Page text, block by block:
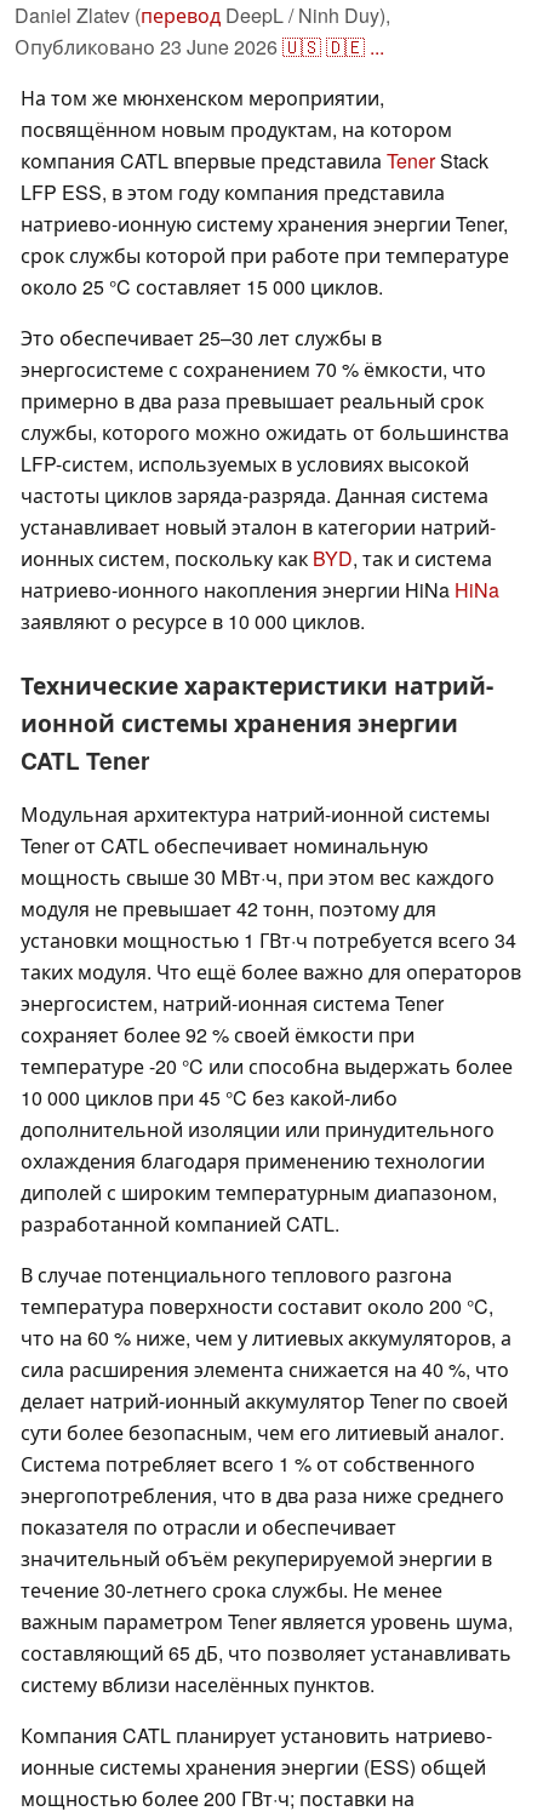
Daniel Zlatev (перевод DeepL / Ninh Duy),
Опубликовано 23 June 2026🇺🇸🇩🇪 ...
На том же мюнхенском мероприятии,
посвящённом новым продуктам, на котором
компания CATL впервые представила TenerStack
LFP ESS, в этом году компания представила
натриево-ионную систему хранения энергии Tener,
срок службы которой при работе при температуре
около 25 °C составляет 15 000 циклов.
Это обеспечивает 25–30 лет службы в
энергосистеме с сохранением 70 % ёмкости, что
примерно в два раза превышает реальный срок
службы, которого можно ожидать от большинства
LFP-систем, используемых в условиях высокой
частоты циклов заряда-разряда. Данная система
устанавливает новый эталон в категории натрий-
ионных систем, поскольку как BYD, так и система
натриево-ионного накопления энергии HiNa HiNa
заявляют о ресурсе в 10 000 циклов.
Технические характеристики натрий-
ионной системы хранения энергии
CATL Tener
Модульная архитектура натрий-ионной системы
Tener от CATL обеспечивает номинальную
мощность свыше 30 МВт·ч, при этом вес каждого
модуля не превышает 42 тонн, поэтому для
установки мощностью 1 ГВт·ч потребуется всего 34
таких модуля. Что ещё более важно для операторов
энергосистем, натрий-ионная система Tener
сохраняет более 92 % своей ёмкости при
температуре -20 °C или способна выдержать более
10 000 циклов при 45 °C без какой-либо
дополнительной изоляции или принудительного
охлаждения благодаря применению технологии
диполей с широким температурным диапазоном,
разработанной компанией CATL.
В случае потенциального теплового разгона
температура поверхности составит около 200 °C,
что на 60 % ниже, чем у литиевых аккумуляторов, а
сила расширения элемента снижается на 40 %, что
делает натрий-ионный аккумулятор Tener по своей
сути более безопасным, чем его литиевый аналог.
Система потребляет всего 1 % от собственного
энергопотребления, что в два раза ниже среднего
показателя по отрасли и обеспечивает
значительный объём рекуперируемой энергии в
течение 30-летнего срока службы. Не менее
важным параметром Tener является уровень шума,
составляющий 65 дБ, что позволяет устанавливать
систему вблизи населённых пунктов.
Компания CATL планирует установить натриево-
ионные системы хранения энергии (ESS) общей
мощностью более 200 ГВт·ч; поставки на